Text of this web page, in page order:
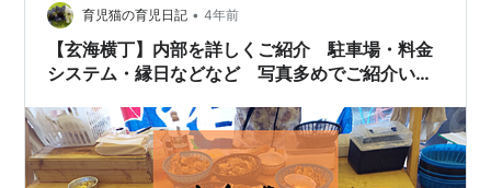
育児猫の育児日記 • 4年前
【玄海横丁】内部を詳しくご紹介 駐車場・料金
システム・縁日などなど 写真多めでご紹介いた